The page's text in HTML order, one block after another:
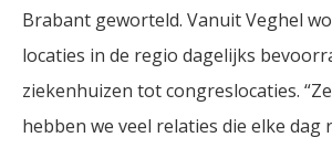
Brabant geworteld. Vanuit Veghel
locaties in de regio dagelijks
ziekenhuizen tot congreslocaties.
hebben we veel relaties die elke dag